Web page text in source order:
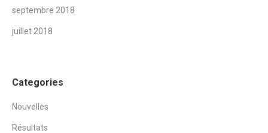
septembre 2018
juillet 2018
Categories
Nouvelles
Résultats